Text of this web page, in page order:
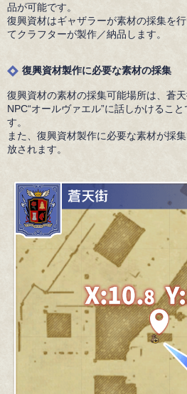
品が可能です。
復興資材はギャザラーが素材の採集を
てクラフターが製作／納品します。
復興資材製作に必要な素材の採集
復興資材の素材の採集可能場所は、蒼
NPC“オールヴァエル”に話しかけるこ
す。
また、復興資材製作に必要な素材が採
放されます。